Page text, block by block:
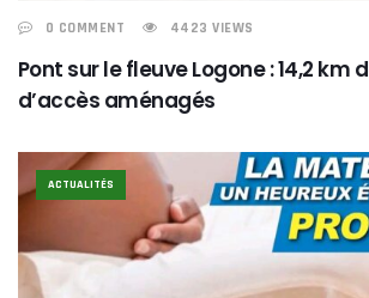
0 COMMENT 4423 VIEWS
Pont sur le fleuve Logone : 14,2 km
d’accès aménagés
ACTUALITÉS